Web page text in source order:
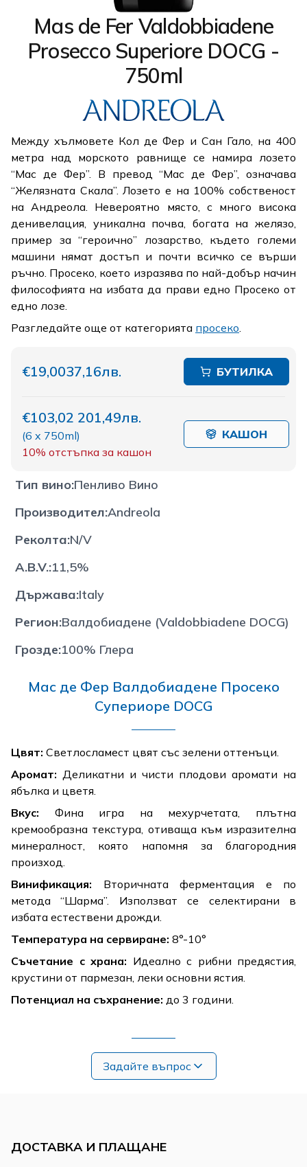
Mas de Fer Valdobbiadene
Prosecco Superiore DOCG -
750ml
Между хълмовете Кол де Фер и Сан Гало, на 400
метра над морското равнище се намира лозето
“Мас де Фер”. В превод “Мас де Фер”, означава
“Желязната Скала”. Лозето е на 100% собственост
на Андреола. Невероятно място, с много висока
денивелация, уникална почва, богата на желязо,
пример за “героично” лозарство, където големи
машини нямат достъп и почти всичко се върши
ръчно. Просеко, което изразява по най-добър начин
философията на избата да прави едно Просеко от
едно лозе.
Разгледайте още от категорията просеко.
€19,0037,16лв. БУТИЛКА
€103,02 201,49лв.
(6 x 750ml)
10% отстъпка за кашон
КАШОН
Тип вино:Пенливо Вино
Производител:Andreola
Реколта:N/V
A.B.V.:11,5%
Държава:Italy
Регион:Валдобиадене (Valdobbiadene DOCG)
Грозде:100% Глера
Мас де Фер Валдобиадене Просеко
Супериоре DOCG
Цвят: Светлосламест цвят със зелени оттенъци.
Аромат: Деликатни и чисти плодови аромати на
ябълка и цветя.
Вкус: Фина игра на мехурчетата, плътна
кремообразна текстура, отиваща към изразителна
минералност, която напомня за благородния
произход.
Винификация: Вторичната ферментация е по
метода “Шарма”. Използват се селектирани в
избата естествени дрожди.
Температура на сервиране: 8°-10°
Съчетание с храна: Идеално с рибни предястия,
крустини от пармезан, леки основни ястия.
Потенциал на съхранение: до 3 години.
Задайте въпрос
ДОСТАВКА И ПЛАЩАНЕ